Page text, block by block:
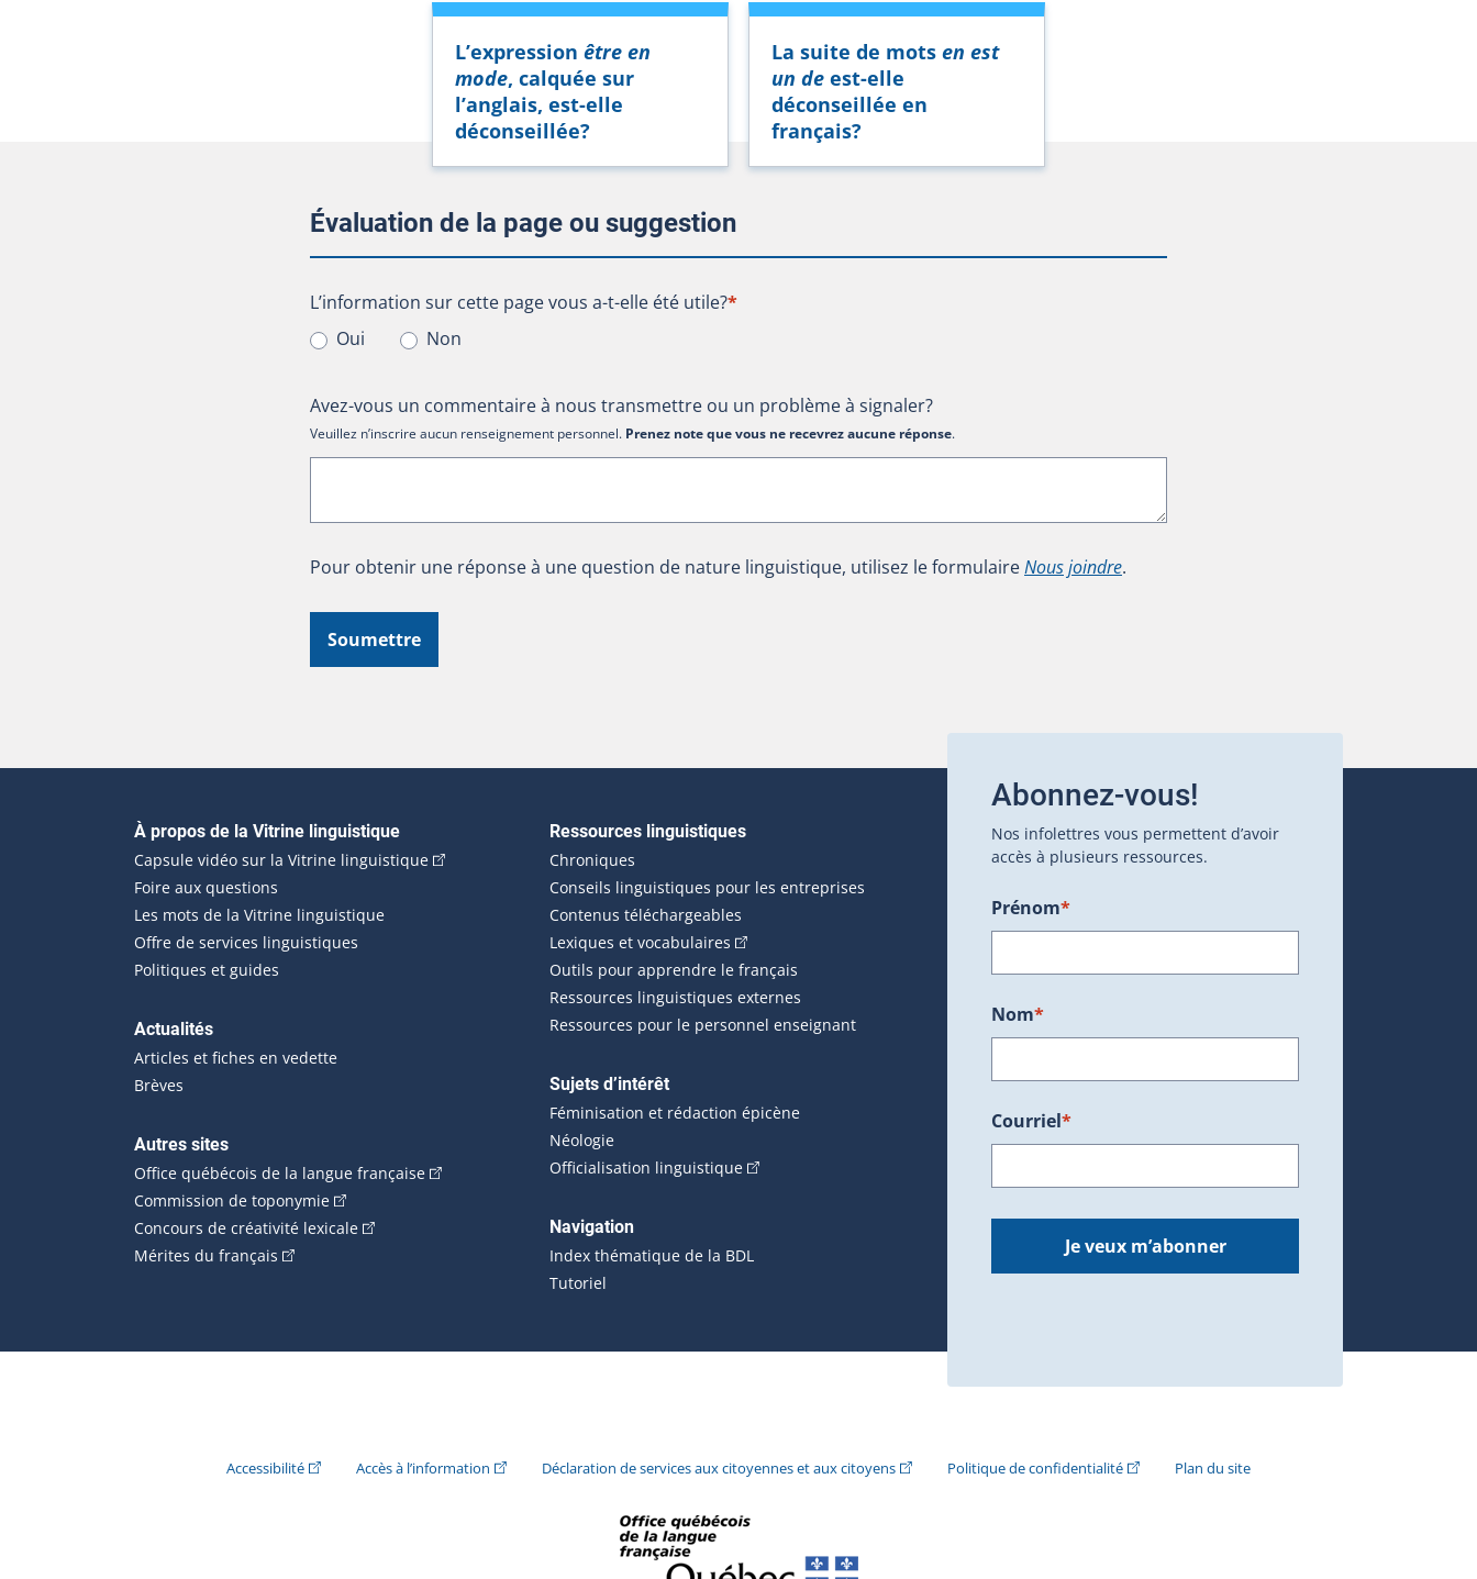
L’expression être en
mode, calquée sur
l’anglais, est-elle
déconseillée?
La suite de mots en est
un de est-elle
déconseillée en
français?
Évaluation de la page ou suggestion
L’information sur cette page vous a-t-elle été utile?
L’information sur cette page vous a-t-elle été utile?*
Oui
Non
Avez-vous un commentaire à nous transmettre ou un problème à signaler?
Veuillez n’inscrire aucun renseignement personnel. Prenez note que vous ne recevrez aucune réponse.
Pour obtenir une réponse à une question de nature linguistique, utilisez le formulaireNous joindre.
Soumettre
Navigation principale
À propos de la Vitrine linguistique
Capsule vidéo sur la Vitrine linguistique(Cet hyperlien externe s'ouvrira dans une nouvelle fenêtre.)
Foire aux questions
Les mots de la Vitrine linguistique
Offre de services linguistiques
Politiques et guides
Actualités
Articles et fiches en vedette
Brèves
Autres sites
Office québécois de la langue française(Cet hyperlien externe s'ouvrira dans une nouvelle fenêtre.)
Commission de toponymie(Cet hyperlien externe s'ouvrira dans une nouvelle fenêtre.)
Concours de créativité lexicale(Cet hyperlien externe s'ouvrira dans une nouvelle fenêtre.)
Mérites du français (Cet hyperlien externe s'ouvrira dans une nouvelle fenêtre.)
Ressources linguistiques
Chroniques
Conseils linguistiques pour les entreprises
Contenus téléchargeables
Lexiques et vocabulaires (Cet hyperlien externe s'ouvrira dans une nouvelle fenêtre.)
Outils pour apprendre le français
Ressources linguistiques externes
Ressources pour le personnel enseignant
Sujets d’intérêt
Féminisation et rédaction épicène
Néologie
Officialisation linguistique(Cet hyperlien externe s'ouvrira dans une nouvelle fenêtre.)
Navigation
Index thématique de la BDL
Tutoriel
Abonnez-vous!
Nos infolettres vous permettent d’avoir
accès à plusieurs ressources.
Prénom*
Nom*
Courriel*
Je veux m’abonner
Accessibilité(Cet hyperlien externe s'ouvrira dans une nouvelle fenêtre.)
Accès à l’information (Cet hyperlien externe s'ouvrira dans une nouvelle fenêtre.)
Déclaration de services aux citoyennes et aux citoyens(Cet hyperlien externe s'ouvrira dans une nouvelle fenêtre.)
Politique de confidentialité(Cet hyperlien externe s'ouvrira dans une nouvelle
Plan du site